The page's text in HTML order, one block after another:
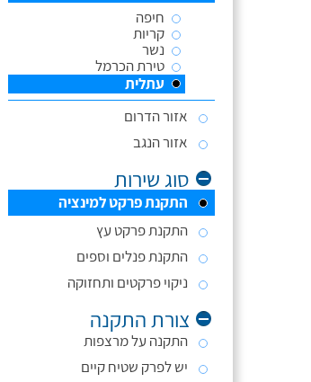
חיפה
קריות
נשר
טירת הכרמל
עתלית
אזור הדרום
אזור הנגב
סוג שירות
התקנת פרקט למינציה
התקנת פרקט עץ
התקנת פנלים וספים
ניקוי פרקטים ותחזוקה
צורת התקנה
התקנה על מרצפות
יש לפרק שטיח קיים